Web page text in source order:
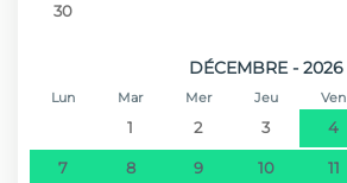
30
DÉCEMBRE - 2026
Lun Mar Mer Jeu Ven
1 2 3 4
7 8 9 10 11